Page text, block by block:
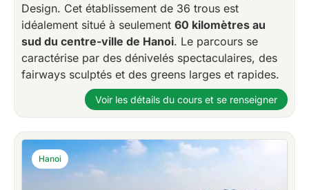
Design. Cet établissement de 36 trous est
idéalement situé à seulement 60 kilomètres au
sud du centre-ville de Hanoi. Le parcours se
caractérise par des dénivelés spectaculaires, des
fairways sculptés et des greens larges et rapides.
Voir les détails du cours et se renseigner
Hanoi